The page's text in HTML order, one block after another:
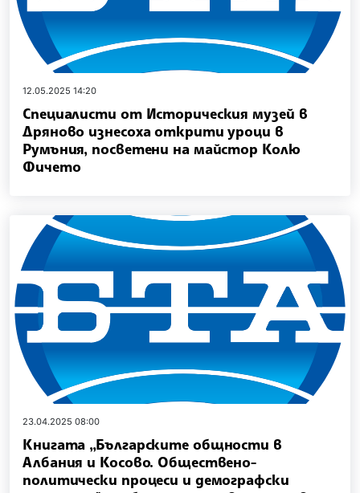
12.05.2025 14:20
Специалисти от Историческия музей в
Дряново изнесоха открити уроци в
Румъния, посветени на майстор Колю
Фичето
23.04.2025 08:00
Книгата „Българските общности в
Албания и Косово. Обществено-
политически процеси и демографски